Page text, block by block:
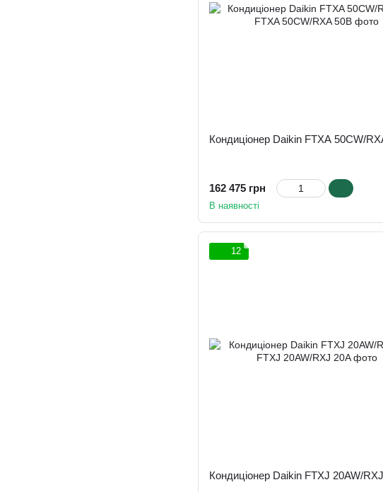
Кондиціонер Daikin FTXA 50CW/
162 475 грн
В наявності
12
Кондиціонер Daikin FTXJ 20AW/